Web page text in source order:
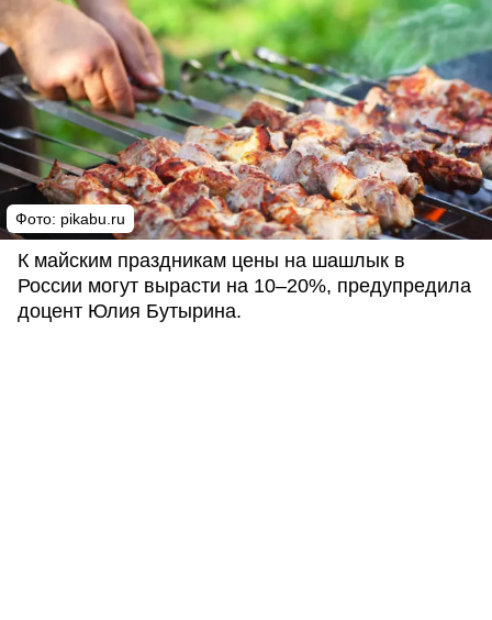
Фото: pikabu.ru
К майским праздникам цены на шашлык в
России могут вырасти на 10–20%, предупредила
доцент Юлия Бутырина.